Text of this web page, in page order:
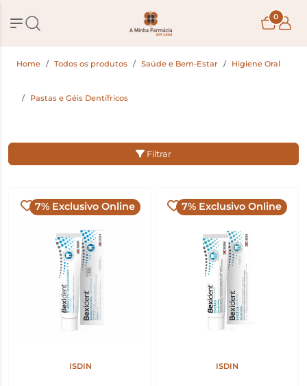
0
Home Todos os produtos Saúde e Bem-Estar Higiene Oral
Pastas e Géis Dentífricos
Filtrar
7% Exclusivo Online
ISDIN
7% Exclusivo Online
ISDIN